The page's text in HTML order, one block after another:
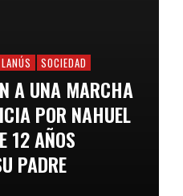
LANÚS SOCIEDAD
A UNA MARCHA
POR NAHUEL
12 AÑOS
PADRE